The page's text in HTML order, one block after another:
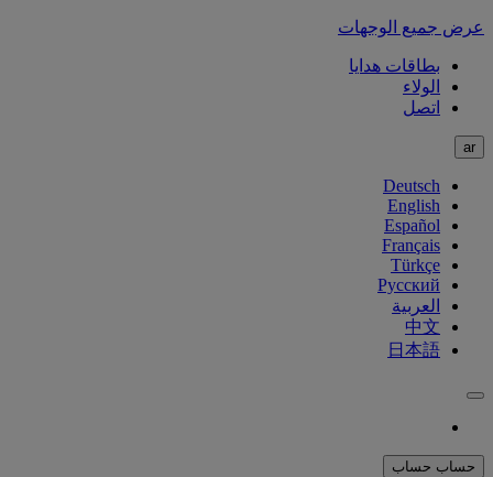
عرض جميع الوجهات
بطاقات هدايا
الولاء
اتصل
ar
Deutsch
English
Español
Français
Türkçe
Русский
العربية
中文
日本語
حساب حساب